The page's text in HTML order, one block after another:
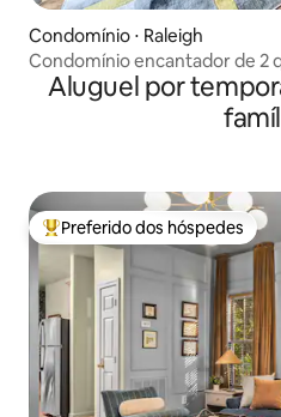
Condomínio ⋅ Raleigh
Condomínio encantador de 2
Raleigh
Aluguel por
Entre os melhores preferidos
Preferido dos hóspedes